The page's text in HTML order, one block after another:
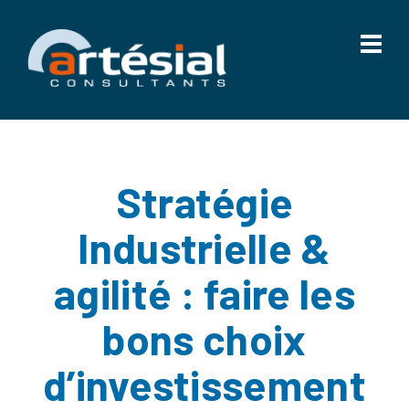
Stratégie
Industrielle &
agilité : faire les
bons choix
d’investissement